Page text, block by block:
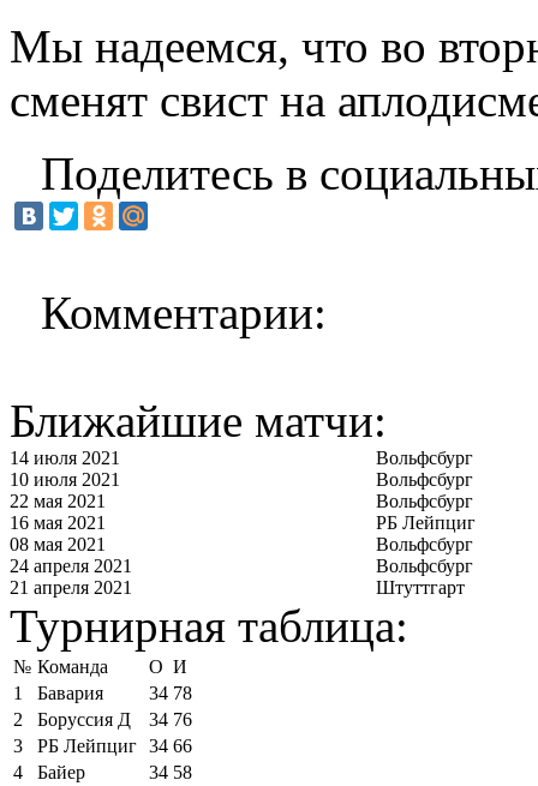
Мы надеемся, что во
сменят свист на
Поделитесь в
Комментарии:
Ближайшие матчи:
14 июля 2021
Вольфсбург
10 июля 2021
Вольфсбург
22 мая 2021
Вольфсбург
16 мая 2021
РБ Лейпциг
08 мая 2021
Вольфсбург
24 апреля 2021
Вольфсбург
21 апреля 2021
Штуттгарт
Турнирная таблица:
№ Команда О И
1
Бавария 34 78
2
Боруссия Д 34 76
3
РБ Лейпциг 34 66
4
Байер 34 58